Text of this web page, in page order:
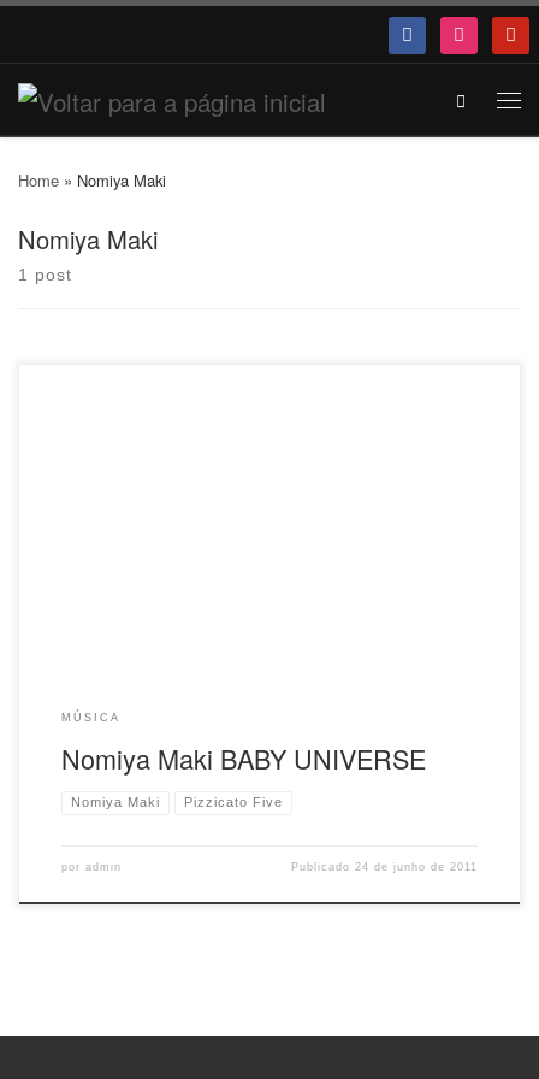
Search
Home » Nomiya Maki
Nomiya Maki
1 post
MÚSICA
Nomiya Maki BABY UNIVERSE
Nomiya Maki Pizzicato Five
por admin Publicado 24 de junho de 2011